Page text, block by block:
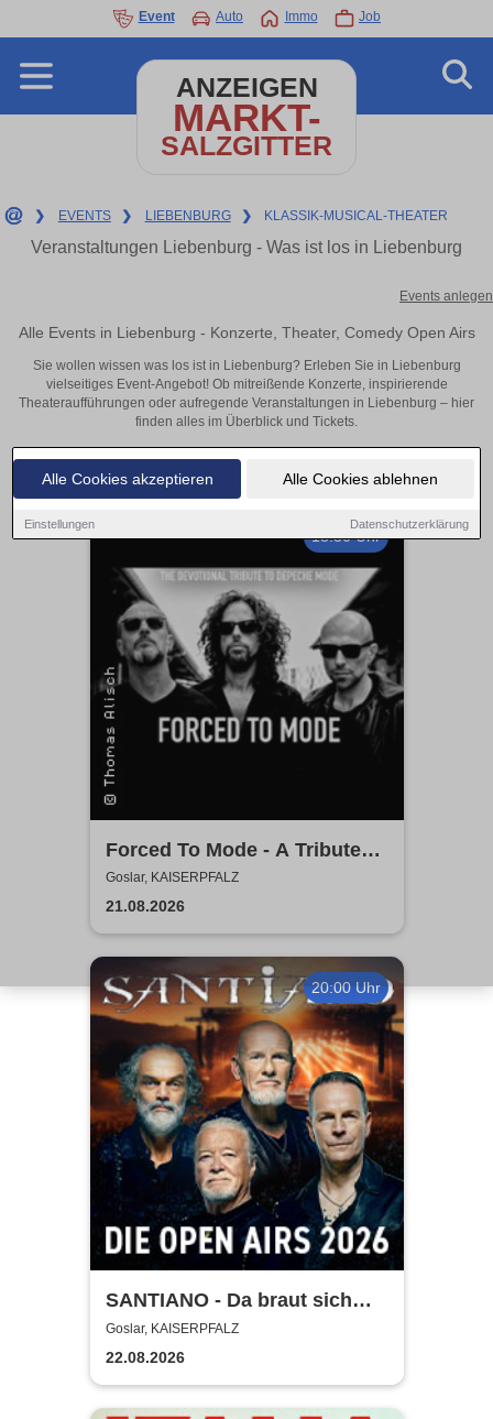
Alle Cookies akzeptieren Alle Cookies ablehnen
Einstellungen Datenschutzerklärung
Event Auto Immo Job
ANZEIGEN
MARKT-
SALZGITTER
❯ EVENTS ❯ LIEBENBURG ❯ KLASSIK-MUSICAL-THEATER
Veranstaltungen Liebenburg - Was ist los in Liebenburg
Events anlegen
Alle Events in Liebenburg - Konzerte, Theater, Comedy Open Airs
Sie wollen wissen was los ist in Liebenburg? Erleben Sie in Liebenburg
vielseitiges Event-Angebot! Ob mitreißende Konzerte, inspirierende
Theateraufführungen oder aufregende Veranstaltungen in Liebenburg – hier
finden alles im Überblick und Tickets.
18:30 Uhr
Forced To Mode - A Tribute
To Depeche Mode
Goslar, KAISERPFALZ
21.08.2026
20:00 Uhr
SANTIANO - Da braut sich
was zusammen - Open Air
2026
Goslar, KAISERPFALZ
22.08.2026